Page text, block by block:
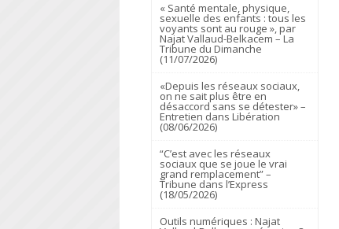
« Santé mentale, physique,
sexuelle des enfants : tous les
voyants sont au rouge », par
Najat Vallaud-Belkacem – La
Tribune du Dimanche
(11/07/2026)
«Depuis les réseaux sociaux,
on ne sait plus être en
désaccord sans se détester» –
Entretien dans Libération
(08/06/2026)
“C’est avec les réseaux
sociaux que se joue le vrai
grand remplacement” –
Tribune dans l’Express
(18/05/2026)
Outils numériques : Najat